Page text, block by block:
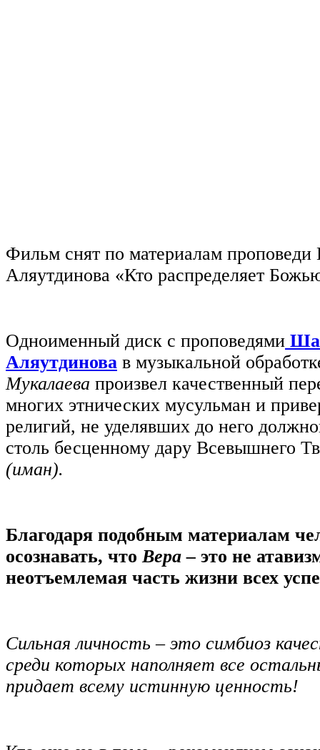
Фильм снят по материалам
Аляутдинова «Кто распределяет
Одноименный диск с проповедями
Аляутдинова в музыкальной
Мукалаева произвел качественный
многих этнических мусульман и
религий, не уделявших до него
столь бесценному дару Всевышнего
(иман).
Благодаря подобным материалам
осознавать, чтоВера – это не
неотъемлемая часть жизни всех
Сильная личность – это симбиоз
среди которых наполняет все
придает всему истинную ценность!